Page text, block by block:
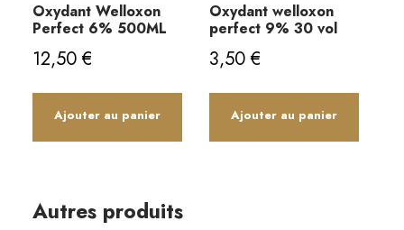
Oxydant Welloxon
Perfect 6% 500ML
12,50€
Ajouter au panier
Oxydant welloxon
perfect 9% 30 vol
3,50€
Ajouter au panier
Autres produits